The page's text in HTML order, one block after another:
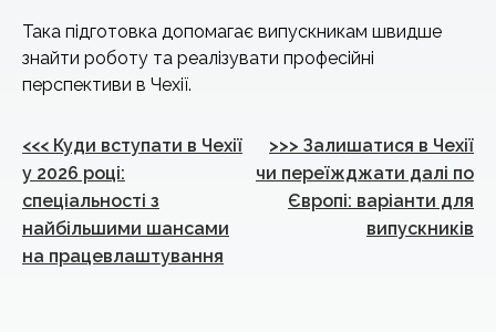
Така підготовка допомагає випускникам швидше
знайти роботу та реалізувати професійні
перспективи в Чехії.
Навігація
записів
<<< Куди вступати в Чехії
у 2026 році:
спеціальності з
найбільшими шансами
на працевлаштування
>>> Залишатися в Чехії
чи переїжджати далі по
Європі: варіанти для
випускників